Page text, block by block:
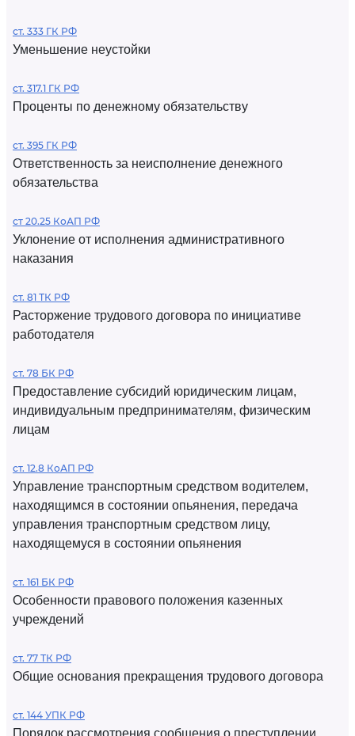
ст. 333 ГК РФ
Уменьшение неустойки
ст. 317.1 ГК РФ
Проценты по денежному обязательству
ст. 395 ГК РФ
Ответственность за неисполнение денежного
обязательства
ст 20.25 КоАП РФ
Уклонение от исполнения административного
наказания
ст. 81 ТК РФ
Расторжение трудового договора по инициативе
работодателя
ст. 78 БК РФ
Предоставление субсидий юридическим лицам,
индивидуальным предпринимателям, физическим
лицам
ст. 12.8 КоАП РФ
Управление транспортным средством водителем,
находящимся в состоянии опьянения, передача
управления транспортным средством лицу,
находящемуся в состоянии опьянения
ст. 161 БК РФ
Особенности правового положения казенных
учреждений
ст. 77 ТК РФ
Общие основания прекращения трудового договора
ст. 144 УПК РФ
Порядок рассмотрения сообщения о преступлении